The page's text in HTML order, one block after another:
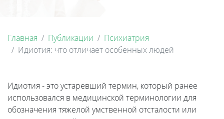
Главная Публикации
Психиатрия
Идиотия: что отличает особенных людей
Идиотия - это устаревший термин, который ранее
использовался в медицинской терминологии для
обозначения тяжелой умственной отсталости или